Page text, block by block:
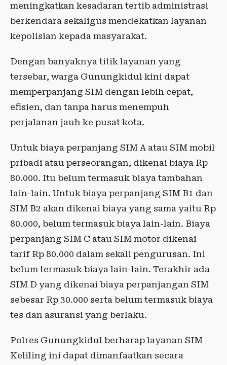
meningkatkan kesadaran tertib administrasi
berkendara sekaligus mendekatkan layanan
kepolisian kepada masyarakat.
Dengan banyaknya titik layanan yang
tersebar, warga Gunungkidul kini dapat
memperpanjang SIM dengan lebih cepat,
efisien, dan tanpa harus menempuh
perjalanan jauh ke pusat kota.
Untuk biaya perpanjang SIM A atau SIM mobil
pribadi atau perseorangan, dikenai biaya Rp
80.000. Itu belum termasuk biaya tambahan
lain-lain. Untuk biaya perpanjang SIM B1 dan
SIM B2 akan dikenai biaya yang sama yaitu Rp
80.000, belum termasuk biaya lain-lain. Biaya
perpanjang SIM C atau SIM motor dikenai
tarif Rp 80.000 dalam sekali pengurusan. Ini
belum termasuk biaya lain-lain. Terakhir ada
SIM D yang dikenai biaya perpanjangan SIM
sebesar Rp 30.000 serta belum termasuk biaya
tes dan asuransi yang berlaku.
Polres Gunungkidul berharap layanan SIM
Keliling ini dapat dimanfaatkan secara